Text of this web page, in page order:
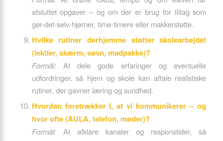
afsluttet opgaver – og om der er brug for tiltag som
gør-det-selv-hjørner, time-timere eller makkerstøtte.
Hvilke rutiner derhjemme støtter skolearbejdet
(lektier, skærm, søvn, madpakke)?
Formål:At dele gode erfaringer og eventuelle
udfordringer, så hjem og skole kan aftale realistiske
rutiner, der gavner læring og sundhed.
Hvordan foretrækker I, at vi kommunikerer – og
hvor ofte (AULA, telefon, møder)?
Formål:At afklare kanaler og responstider, så